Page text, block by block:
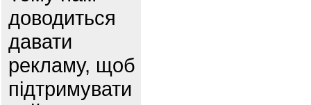
доводиться
давати
рекламу, щоб
підтримувати